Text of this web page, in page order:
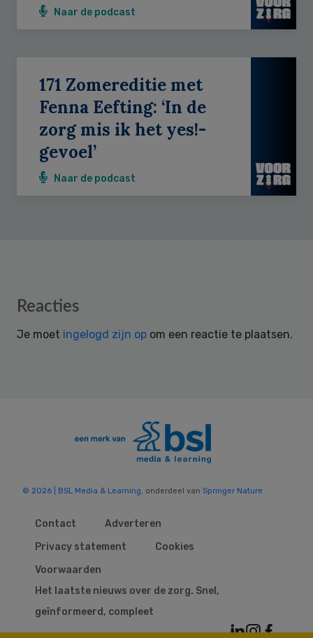
Naar de podcast
171 Zomereditie met
Fenna Eefting: ‘In de
zorg mis ik het yes!-
gevoel’
Naar de podcast
Reader
Reacties
Je moet ingelogd zijn op om een reactie te plaatsen.
© 2026 | BSL Media & Learning, onderdeel van Springer Nature
Contact
Adverteren
Privacy statement
Cookies
Voorwaarden
Het laatste nieuws over de zorg. Snel,
geïnformeerd, compleet